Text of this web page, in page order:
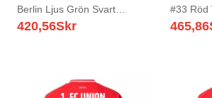
Berlin Ljus Grön Svart
Målvaktströja 2025/26 T-
420,56Skr
#33 Röd
465,86